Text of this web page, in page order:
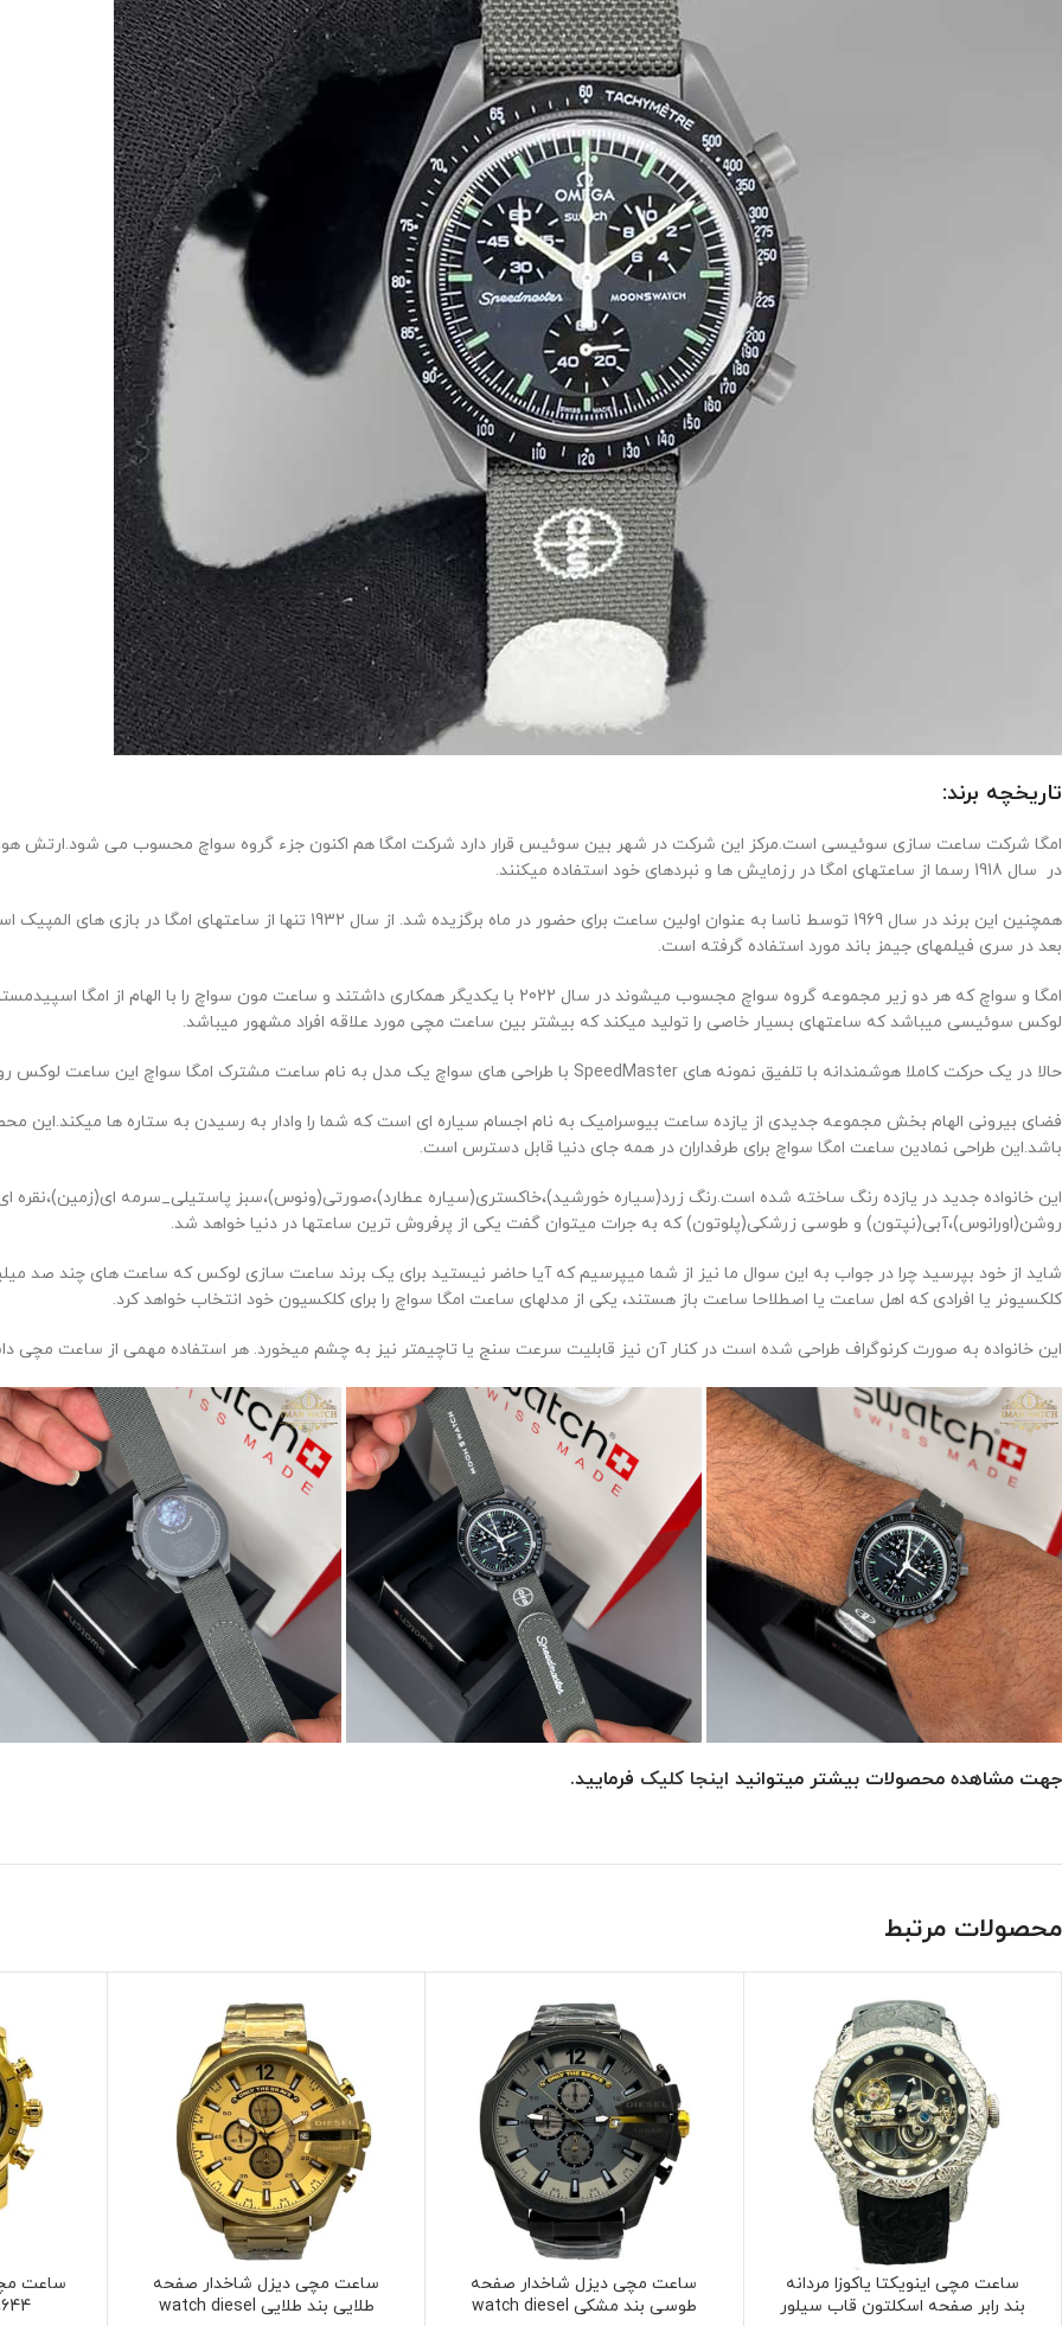
تاریخچه برند:
در سال 1918 رسما از ساعتهای امگا در رزمایش ها و نبردهای خود استفاده میکنند.
بعد در سری فیلمهای جیمز باند مورد استفاده گرفته است.
امگا و سواچ که هر دو زیر مجموعه گروه سواچ مجسوب میشوند در سال 2022 با یکدیگر همکاری داشتند و ساعت
لوکس سوئیسی میباشد که ساعتهای بسیار خاصی را تولید میکند که بیشتر بین ساعت مچی مورد علاقه افراد مشهور میباشد.
حالا در یک حرکت کاملا هوشمندانه با تلفیق نمونه های SpeedMaster با طراحی های سواچ یک مدل به نام ساعت مشترک امگا سواچ این ساعت لوکس روانه بازار شده است.
فضای بیرونی الهام بخش مجموعه جدیدی از یازده ساعت بیوسرامیک به نام اجسام سیاره ای است که شما را وادار به رسیدن به ستاره ها میکند.این
باشد.این طراحی نمادین ساعت امگا سواچ برای طرفداران در همه جای دنیا قابل دسترس است.
این خانواده جدید در یازده رنگ ساخته شده است.رنگ زرد(سیاره خورشید)،خاکستری(سیاره عطارد)،صورتی(ونوس)،سبز پاستیلی_سرمه ای(زمین)،نقره
روشن(اورانوس)،آبی(نپتون) و طوسی زرشکی(پلوتون) که به جرات میتوان گفت یکی از پرفروش ترین ساعتها در دنیا خواهد شد.
شاید از خود بپرسید چرا در جواب به این سوال ما نیز از شما میپرسیم که آیا حاضر نیستید برای یک برند ساعت سازی لوکس که ساعت های چند صد
کلکسیونر یا افرادی که اهل ساعت یا اصطلاحا ساعت باز هستند، یکی از مدلهای ساعت امگا سواچ را برای کلکسیون خود انتخاب خواهد کرد.
این خانواده به صورت کرنوگراف طراحی شده است در کنار آن نیز قابلیت سرعت سنج یا تاچیمتر نیز به چشم میخورد. هر استفاده مهمی از ساعت مچی
جهت مشاهده محصولات بیشتر میتوانید اینجا کلیک فرمایید.
محصولات مرتبط
ساعت مچی اینویکتا یاکوزا مردانه
بند رابر صفحه اسکلتون قاب سیلور
ساعت مچی دیزل شاخدار صفحه
طوسی بند مشکی watch diesel
ساعت مچی دیزل شاخدار صفحه
طلایی بند طلایی watch diesel
ساعت